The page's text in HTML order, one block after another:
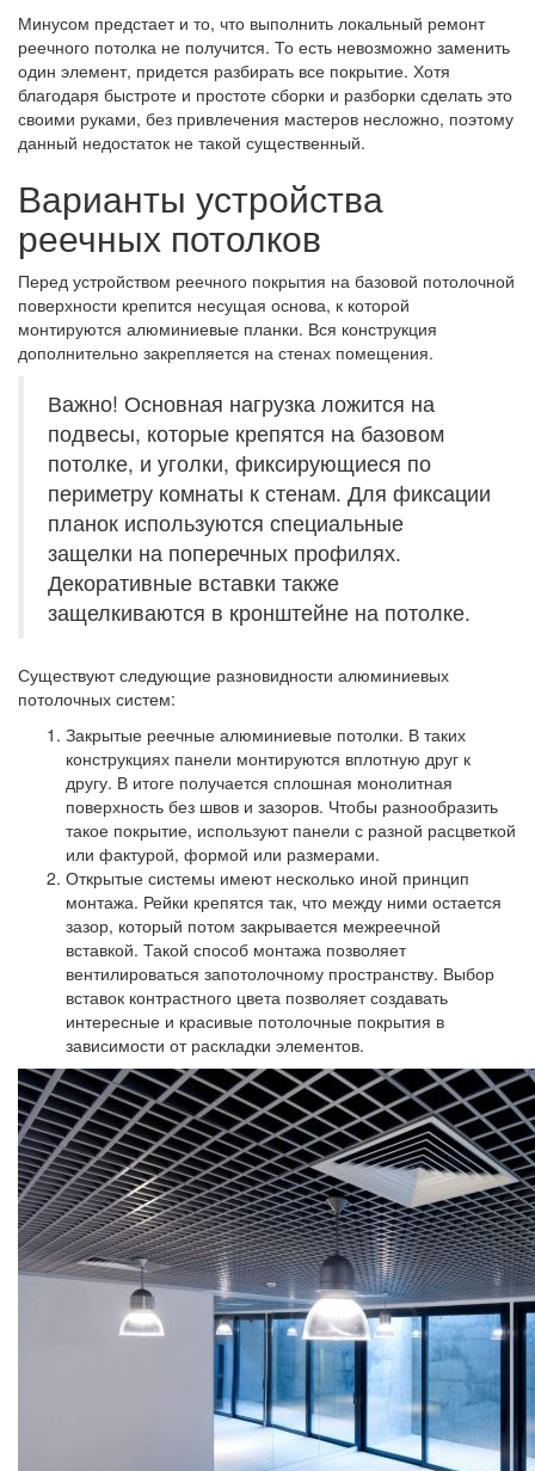
Минусом предстает и то, что выполнить локальный ремонт
реечного потолка не получится. То есть невозможно заменить
один элемент, придется разбирать все покрытие. Хотя
благодаря быстроте и простоте сборки и разборки сделать это
своими руками, без привлечения мастеров несложно, поэтому
данный недостаток не такой существенный.
Варианты устройства
реечных потолков
Перед устройством реечного покрытия на базовой потолочной
поверхности крепится несущая основа, к которой
монтируются алюминиевые планки. Вся конструкция
дополнительно закрепляется на стенах помещения.
Важно! Основная нагрузка ложится на
подвесы, которые крепятся на базовом
потолке, и уголки, фиксирующиеся по
периметру комнаты к стенам. Для фиксации
планок используются специальные
защелки на поперечных профилях.
Декоративные вставки также
защелкиваются в кронштейне на потолке.
Существуют следующие разновидности алюминиевых
потолочных систем:
Закрытые реечные алюминиевые потолки. В таких
конструкциях панели монтируются вплотную друг к
другу. В итоге получается сплошная монолитная
поверхность без швов и зазоров. Чтобы разнообразить
такое покрытие, используют панели с разной расцветкой
или фактурой, формой или размерами.
Открытые системы имеют несколько иной принцип
монтажа. Рейки крепятся так, что между ними остается
зазор, который потом закрывается межреечной
вставкой. Такой способ монтажа позволяет
вентилироваться запотолочному пространству. Выбор
вставок контрастного цвета позволяет создавать
интересные и красивые потолочные покрытия в
зависимости от раскладки элементов.